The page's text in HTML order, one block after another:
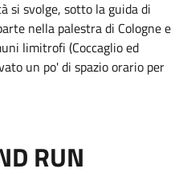
si svolge, sotto la guida di
nella palestra di Cologne e
limitrofi (Coccaglio ed
un po' di spazio orario per
RUN